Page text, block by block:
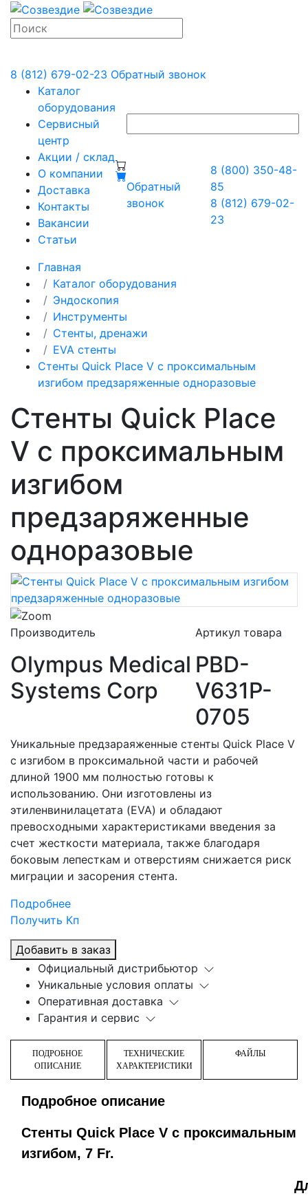
8 (812) 679-02-23 Обратный звонок
Каталог
оборудования
Сервисный
центр
Акции / склад
О компании
Доставка
Контакты
Вакансии
Статьи
Обратный
звонок
8 (800) 350-48-
85
8 (812) 679-02-
23
Главная
Каталог оборудования
Эндоскопия
Инструменты
Стенты, дренажи
EVA стенты
Стенты Quick Place V с проксимальным
изгибом предзаряженные одноразовые
Стенты Quick Place
V с проксимальным
изгибом
предзаряженные
одноразовые
Производитель
Olympus Medical
Systems Corp
Артикул товара
PBD-
V631P-
0705
Уникальные предзараяженные стенты Quick Place V
с изгибом в проксимальной части и рабочей
длиной 1900 мм полностью готовы к
использованию. Они изготовлены из
этиленвинилацетата (EVA) и обладают
превосходными характеристиками введения за
счет жесткости материала, также благодаря
боковым лепесткам и отверстиям снижается риск
миграции и засорения стента.
Подробнее
Получить Кп
Добавить в заказ
Официальный дистрибьютор
Уникальные условия оплаты
Оперативная доставка
Гарантия и сервис
ПОДРОБНОЕ
ОПИСАНИЕ
ТЕХНИЧЕСКИЕ
ХАРАКТЕРИСТИКИ
ФАЙЛЫ
Подробное описание
Стенты Quick Place V с проксимальным
изгибом, 7 Fr.